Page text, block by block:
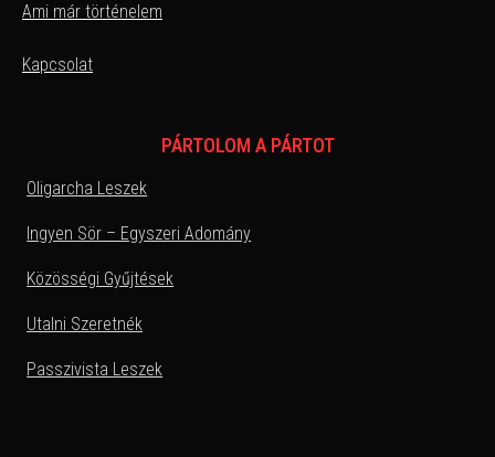
Ami már történelem
Kapcsolat
PÁRTOLOM A PÁRTOT
Oligarcha Leszek
Ingyen Sör – Egyszeri Adomány
Közösségi Gyűjtések
Utalni Szeretnék
Passzivista Leszek